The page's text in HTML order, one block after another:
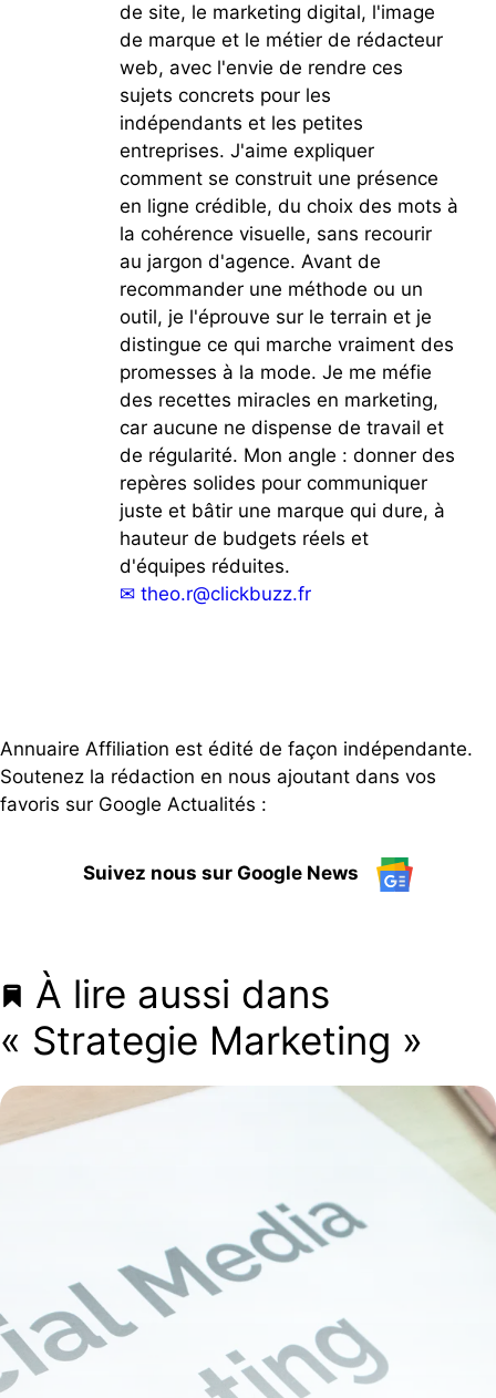
de site, le marketing digital, l'image
de marque et le métier de rédacteur
web, avec l'envie de rendre ces
sujets concrets pour les
indépendants et les petites
entreprises. J'aime expliquer
comment se construit une présence
en ligne crédible, du choix des mots à
la cohérence visuelle, sans recourir
au jargon d'agence. Avant de
recommander une méthode ou un
outil, je l'éprouve sur le terrain et je
distingue ce qui marche vraiment des
promesses à la mode. Je me méfie
des recettes miracles en marketing,
car aucune ne dispense de travail et
de régularité. Mon angle : donner des
repères solides pour communiquer
juste et bâtir une marque qui dure, à
hauteur de budgets réels et
d'équipes réduites.
✉ theo.r@clickbuzz.fr
Annuaire Affiliation est édité de façon indépendante.
Soutenez la rédaction en nous ajoutant dans vos
favoris sur Google Actualités :
Suivez nous sur Google News
À lire aussi dans
« Strategie Marketing »